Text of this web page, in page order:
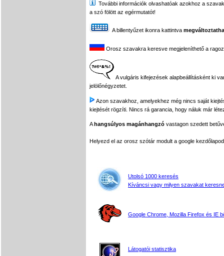
További információk olvashatóak azokhoz a
a szó fölött az egérmutatót!
A billentyűzet ikonra kattintva
Orosz szavakra keresve megjeleníthető a
A vulgáris kifejezések alapbeállításként ki
jelölőnégyzetet.
Azon szavakhoz, amelyekhez még nincs saját
kiejtését rögzíti. Nincs rá garancia, hogy náluk már
Ahangsúlyos magánhangzó vastagon szedett
Helyezd el az orosz szótár modult a google
Utolsó 1000 keresés
Kíváncsi vagy milyen szavakat
Google Chrome, Mozilla Firefox és IE
Látogatói statisztika